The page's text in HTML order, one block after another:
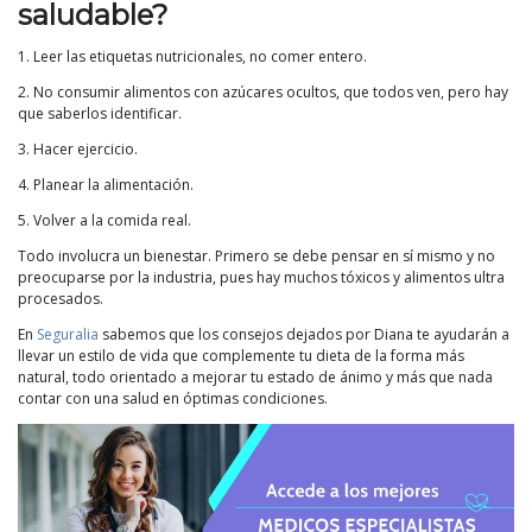
saludable?
1. Leer las etiquetas nutricionales, no comer entero.
2. No consumir alimentos con azúcares ocultos, que todos ven, pero hay
que saberlos identificar.
3. Hacer ejercicio.
4. Planear la alimentación.
5. Volver a la comida real.
Todo involucra un bienestar. Primero se debe pensar en sí mismo y no
preocuparse por la industria, pues hay muchos tóxicos y alimentos ultra
procesados.
En Seguralia sabemos que los consejos dejados por Diana te ayudarán a
llevar un estilo de vida que complemente tu dieta de la forma más
natural, todo orientado a mejorar tu estado de ánimo y más que nada
contar con una salud en óptimas condiciones.